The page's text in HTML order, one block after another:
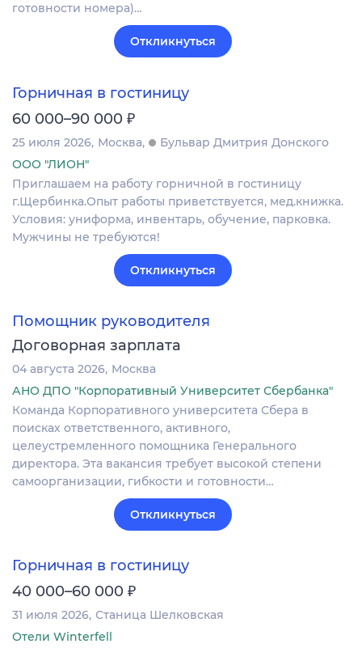
готовности номера)…
Откликнуться
Горничная в гостиницу
60 000–90 000 ₽
25 июля 2026 Москва
Бульвар Дмитрия Донского
ООО "ЛИОН"
Приглашаем на работу горничной в гостиницу
г.Щербинка.Опыт работы приветствуется, мед.книжка.
Условия: униформа, инвентарь, обучение, парковка.
Мужчины не требуются!
Откликнуться
Помощник руководителя
Договорная зарплата
04 августа 2026 Москва
АНО ДПО "Корпоративный Университет Сбербанка"
Команда Корпоративного университета Сбера в
поисках ответственного, активного,
целеустремленного помощника Генерального
директора. Эта вакансия требует высокой степени
самоорганизации, гибкости и готовности…
Откликнуться
Горничная в гостиницу
40 000–60 000 ₽
31 июля 2026 Станица Шелковская
Отели Winterfell